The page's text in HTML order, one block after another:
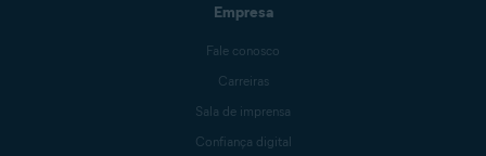
Empresa
Fale conosco
Carreiras
Sala de imprensa
Confiança digital